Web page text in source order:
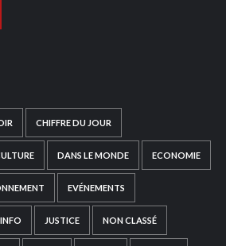
CHIFFRE DU JOUR
DANS LE MONDE ECONOMIE
EVÉNEMENTS
JUSTICE NON CLASSÉ